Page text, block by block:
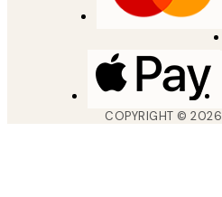
COPYRIGHT ©2026